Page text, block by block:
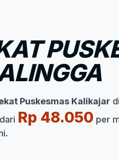
Puskesmas Kalikajar di
Rp 48.050 per